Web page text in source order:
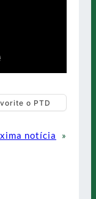
o PTD
notícia
»